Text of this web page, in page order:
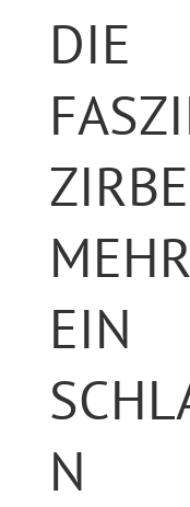
DIE
EIN
N